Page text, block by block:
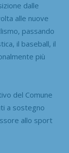
dalle
alle nuove
passando
il baseball, il
più
del Comune
a sostegno
allo sport